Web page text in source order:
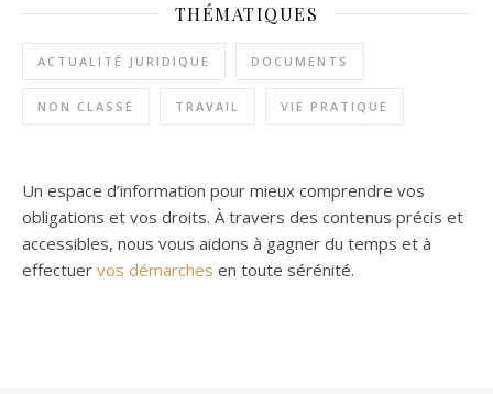
THÉMATIQUES
ACTUALITÉ JURIDIQUE DOCUMENTS
NON CLASSÉ TRAVAIL VIE PRATIQUE
Un espace d’information pour mieux comprendre vos
obligations et vos droits. À travers des contenus précis et
accessibles, nous vous aidons à gagner du temps et à
effectuer vos démarches en toute sérénité.